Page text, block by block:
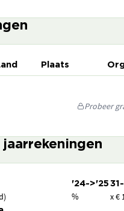
Plaats
Probeer
'24->'25
% x €